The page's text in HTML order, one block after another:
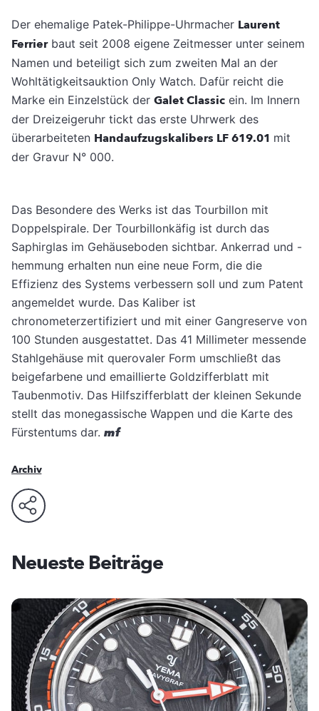
Der ehemalige Patek-Philippe-Uhrmacher Laurent
Ferrierbaut seit 2008 eigene Zeitmesser unter seinem
Namen und beteiligt sich zum zweiten Mal an der
Wohltätigkeitsauktion Only Watch. Dafür reicht die
Marke ein Einzelstück der Galet Classic ein. Im Innern
der Dreizeigeruhr tickt das erste Uhrwerk des
überarbeiteten Handaufzugskalibers LF 619.01 mit
der Gravur N° 000.
Das Besondere des Werks ist das Tourbillon mit
Doppelspirale. Der Tourbillonkäfig ist durch das
Saphirglas im Gehäuseboden sichtbar. Ankerrad und -
hemmung erhalten nun eine neue Form, die die
Effizienz des Systems verbessern soll und zum Patent
angemeldet wurde. Das Kaliber ist
chronometerzertifiziert und mit einer Gangreserve von
100 Stunden ausgestattet. Das 41 Millimeter messende
Stahlgehäuse mit querovaler Form umschließt das
beigefarbene und emaillierte Goldzifferblatt mit
Taubenmotiv. Das Hilfszifferblatt der kleinen Sekunde
stellt das monegassische Wappen und die Karte des
Fürstentums dar. mf
Archiv
Neueste Beiträge